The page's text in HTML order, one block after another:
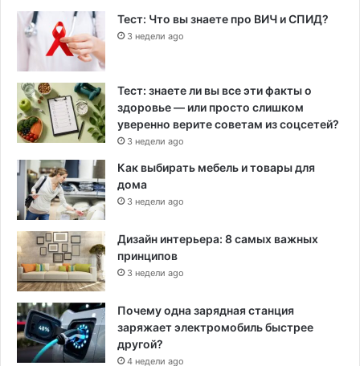
Тест: Что вы знаете про ВИЧ и СПИД?
3 недели ago
Тест: знаете ли вы все эти факты о
здоровье — или просто слишком
уверенно верите советам из соцсетей?
3 недели ago
Как выбирать мебель и товары для
дома
3 недели ago
Дизайн интерьера: 8 самых важных
принципов
3 недели ago
Почему одна зарядная станция
заряжает электромобиль быстрее
другой?
4 недели ago